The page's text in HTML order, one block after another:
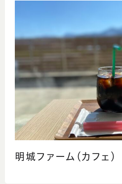
明城ファーム（カフェ）